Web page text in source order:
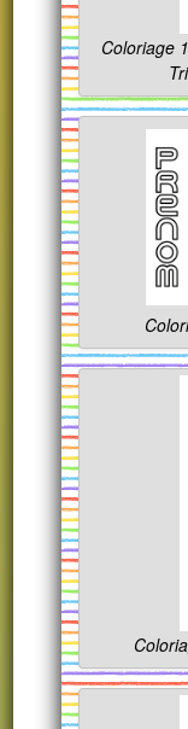
Coloriage